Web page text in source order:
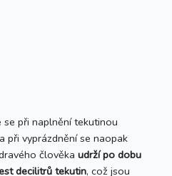
při naplnění tekutinou
při vyprázdnění se naopak
člověka udrží po dobu
decilitrů tekutin, což jsou